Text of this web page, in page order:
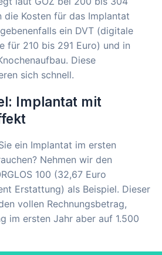
die Kosten für das Implantat
ein DVT (digitale
für 210 bis 291 Euro) und in
Diese
sich schnell.
Implantat mit
ein Implantat im ersten
Nehmen wir den
100 (32,67 Euro
Erstattung) als Beispiel. Dieser
vollen Rechnungsbetrag,
im ersten Jahr aber auf 1.500